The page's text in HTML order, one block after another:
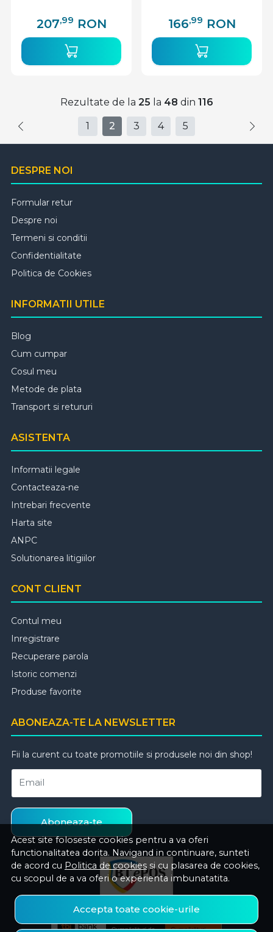
207,99 RON 166,99 RON
Rezultate de la 25 la 48 din 116
1 2 3 4 5
Acest site foloseste cookies pentru a va oferi
functionalitatea dorita. Navigand in continuare, sunteti
de acord cu Politica de cookies si cu plasarea de cookies,
cu scopul de a va oferi o experienta imbunatatita.
Accepta toate cookie-urile
DESPRE NOI
Formular retur
Despre noi
Termeni si conditii
Confidentialitate
Politica de Cookies
INFORMATII UTILE
Blog
Cum cumpar
Cosul meu
Metode de plata
Transport si retururi
ASISTENTA
Informatii legale
Contacteaza-ne
Intrebari frecvente
Harta site
ANPC
Solutionarea litigiilor
CONT CLIENT
Contul meu
Inregistrare
Recuperare parola
Istoric comenzi
Produse favorite
ABONEAZA-TE LA NEWSLETTER
Fii la curent cu toate promotiile si produsele noi din shop!
Email
Aboneaza-te